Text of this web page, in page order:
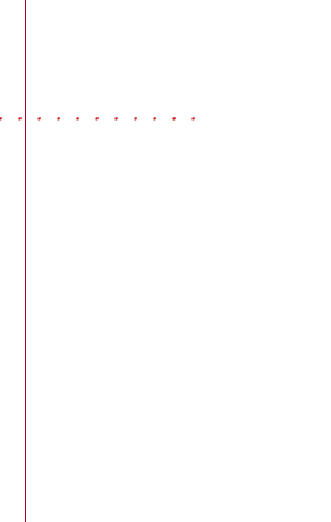
・・・・・・・・・・